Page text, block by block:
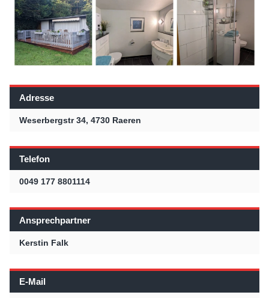
Adresse
Weserbergstr 34, 4730 Raeren
Telefon
0049 177 8801114
Ansprechpartner
Kerstin Falk
E-Mail